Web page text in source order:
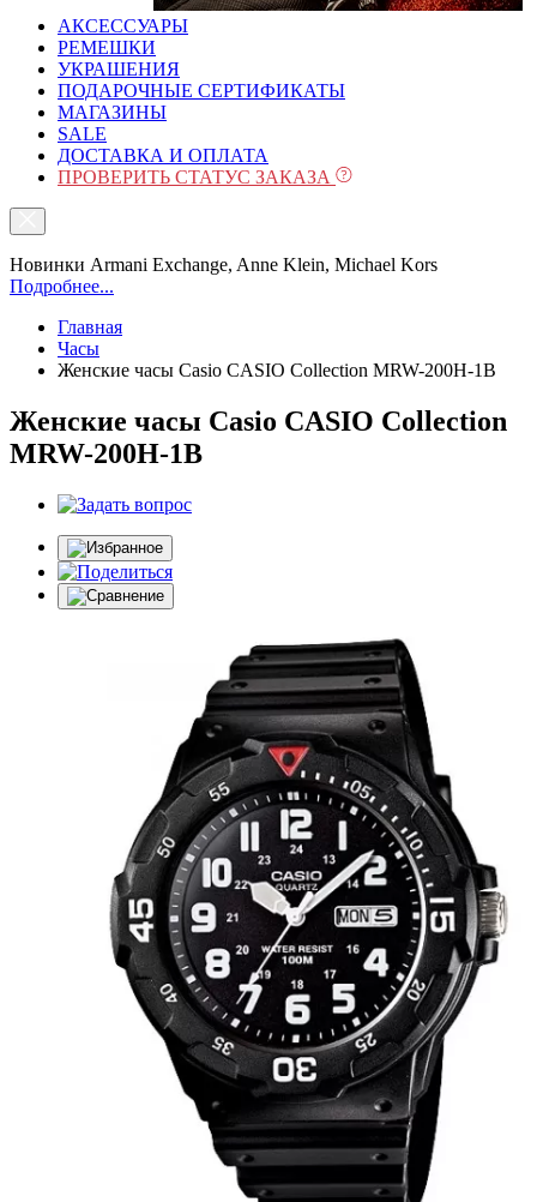
АКСЕССУАРЫ
РЕМЕШКИ
УКРАШЕНИЯ
ПОДАРОЧНЫЕ СЕРТИФИКАТЫ
МАГАЗИНЫ
SALE
ДОСТАВКА И ОПЛАТА
ПРОВЕРИТЬ СТАТУС ЗАКАЗА
Новинки Armani Exchange, Anne Klein, Michael Kors
Подробнее...
Главная
Часы
Женские часы Casio CASIO Collection MRW-200H-1B
Женские часы Casio CASIO Collection
MRW-200H-1B